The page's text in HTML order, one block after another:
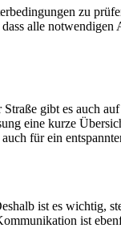
zu
alle notwendigen
gibt es auch
eine kurze
für ein
ist es wichtig,
ist